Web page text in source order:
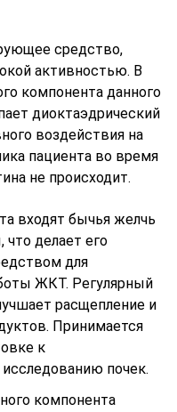
средство,
активностью. В
компонента данного
диоктаэдрический
воздействия на
пациента во время
не происходит.
входят бычья желчь
делает его
для
ЖКТ. Регулярный
расщепление и
Принимается
к
почек.
компонента